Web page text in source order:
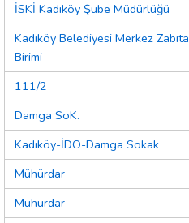
İSKİ Kadıköy Şube Müdürlüğü
Kadıköy Belediyesi Merkez Zabıta
Birimi
111/2
Damga SoK.
Kadıköy-İDO-Damga Sokak
Mühürdar
Mühürdar